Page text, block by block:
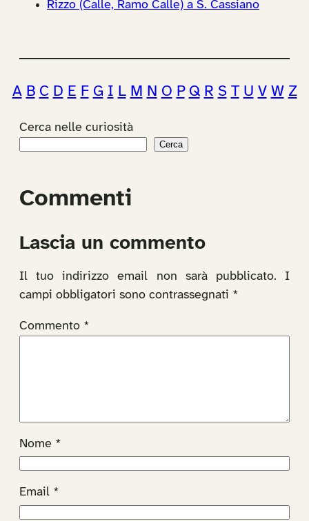
Rizzo (Calle, Ramo Calle) a S. Cassiano
A B C D E F G I L M N O P Q R S T U V W Z
Cerca nelle curiosità
Cerca
Commenti
Lascia un commento
Il tuo indirizzo email non sarà pubblicato.
I
campi obbligatori sono contrassegnati *
Commento *
Nome *
Email *